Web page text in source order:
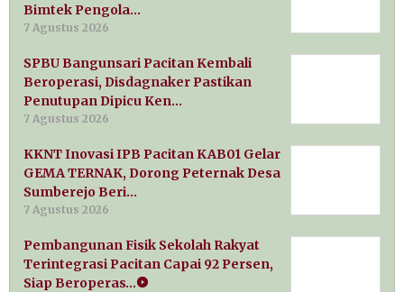
Bimtek Pengola…
7 Agustus 2026
SPBU Bangunsari Pacitan Kembali
Beroperasi, Disdagnaker Pastikan
Penutupan Dipicu Ken…
7 Agustus 2026
KKNT Inovasi IPB Pacitan KAB01 Gelar
GEMA TERNAK, Dorong Peternak Desa
Sumberejo Beri…
7 Agustus 2026
Pembangunan Fisik Sekolah Rakyat
Terintegrasi Pacitan Capai 92 Persen,
Siap Beroperas…